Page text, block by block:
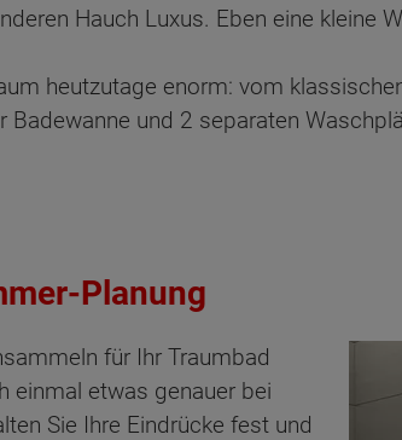
Hauch Luxus. Eben eine kleine
heutzutage enorm: vom
und 2 separaten
Planung
für Ihr Traumbad
einmal etwas genauer bei
Sie Ihre Eindrücke fest und